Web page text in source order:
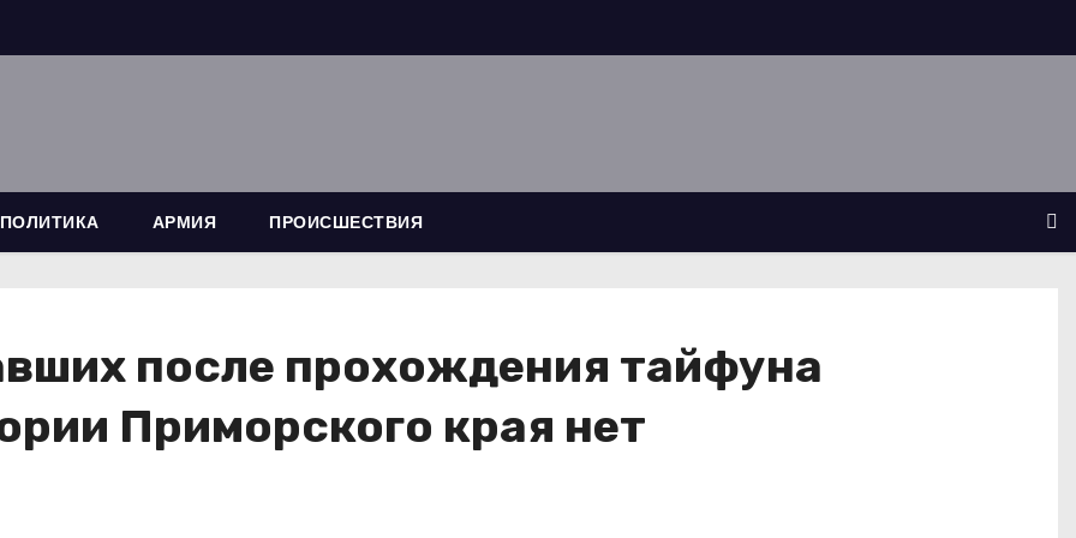
ПОЛИТИКА АРМИЯ ПРОИСШЕСТВИЯ
после прохождения тайфуна
Приморского края нет